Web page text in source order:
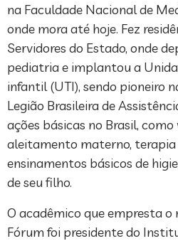
na Faculdade Nacional de
onde mora até hoje. Fez
Servidores do Estado, onde
pediatria e implantou a
infantil (UTI), sendo pioneiro
Legião Brasileira de
ações básicas no Brasil,
aleitamento materno, terapia
ensinamentos básicos de
de seu filho.
O acadêmico que empresta o
Fórum foi presidente do